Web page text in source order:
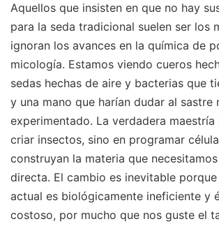
Aquellos que insisten en que no hay
para la seda tradicional suelen ser los
ignoran los avances en la química de
micología. Estamos viendo cueros
sedas hechas de aire y bacterias que
y una mano que harían dudar al sastre
experimentado. La verdadera
criar insectos, sino en programar
construyan la materia que
directa. El cambio es inevitable
actual es biológicamente ineficiente y
costoso, por mucho que nos guste el